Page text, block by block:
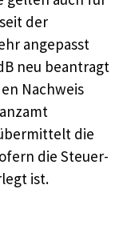
der
angepasst
neu beantragt
Nachweis
die
die Steuer-
ist.